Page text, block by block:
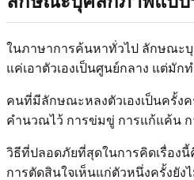
ในภาษาการค้นหาทั่วไป ลักษณะบุ
แค่เอาตัวเองเป็นศูนย์กลาง แต่มั
คนที่มีลักษณะหลงตัวเองเป็นครั้ง
คำนวณไว้ การข่มขู่ การแก้แค้น ก
วิธีที่ปลอดภัยที่สุดในการคิดเรื่องนี้
การตัดสินใจเห็นแก่ตัวหนึ่งครั้งยั